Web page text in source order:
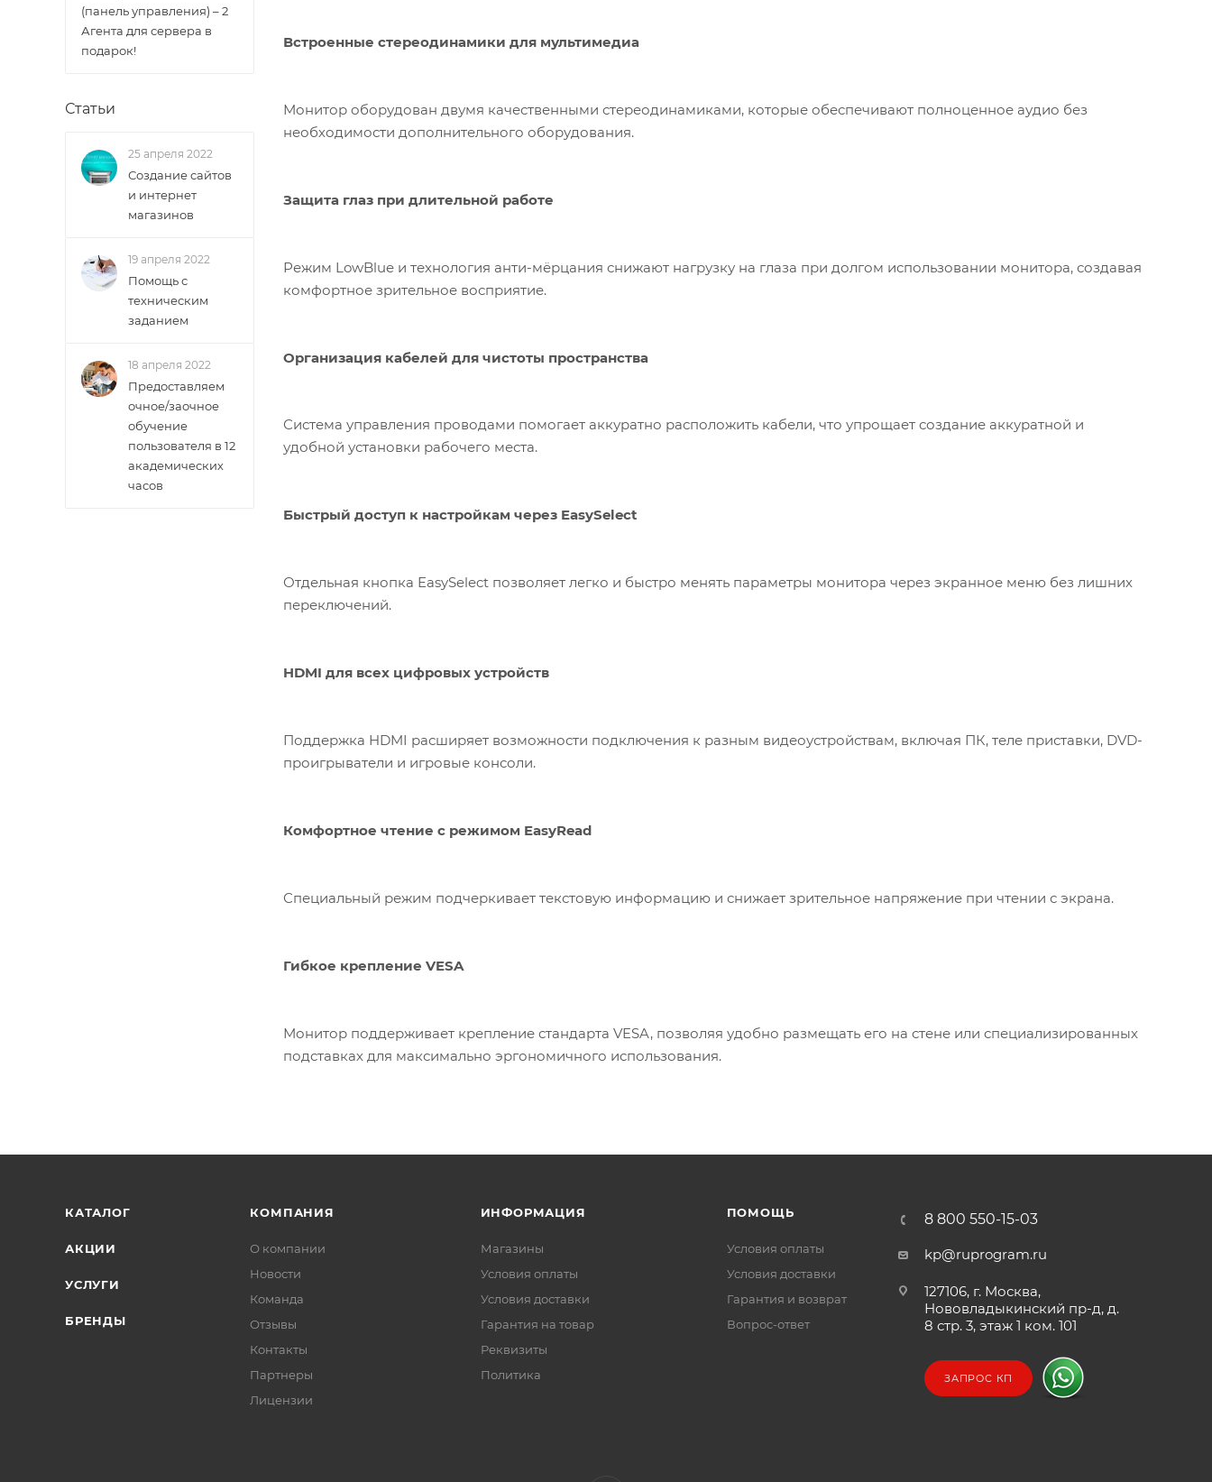
Встроенные стереодинамики для мультимедиа
Монитор оборудован двумя качественными стереодинамиками, которые обеспечивают полноценное аудио без
необходимости дополнительного оборудования.
Защита глаз при длительной работе
Режим LowBlue и технология анти-мёрцания снижают нагрузку на глаза при долгом использовании монитора, создавая
комфортное зрительное восприятие.
Организация кабелей для чистоты пространства
Система управления проводами помогает аккуратно расположить кабели, что упрощает создание аккуратной и
удобной установки рабочего места.
Быстрый доступ к настройкам через EasySelect
Отдельная кнопка EasySelect позволяет легко и быстро менять параметры монитора через экранное меню без лишних
переключений.
HDMI для всех цифровых устройств
Поддержка HDMI расширяет возможности подключения к разным видеоустройствам, включая ПК, теле приставки, DVD-
проигрыватели и игровые консоли.
Комфортное чтение с режимом EasyRead
Специальный режим подчеркивает текстовую информацию и снижает зрительное напряжение при чтении с экрана.
Гибкое крепление VESA
Монитор поддерживает крепление стандарта VESA, позволяя удобно размещать его на стене или специализированных
подставках для максимально эргономичного использования.
(панель управления) – 2
Агента для сервера в
подарок!
Статьи
25 апреля 2022
Создание сайтов
и интернет
магазинов
19 апреля 2022
Помощь с
техническим
заданием
18 апреля 2022
Предоставляем
очное/заочное
обучение
пользователя в 12
академических
часов
КАТАЛОГ
АКЦИИ
УСЛУГИ
БРЕНДЫ
КОМПАНИЯ
О компании
Новости
Команда
Отзывы
Контакты
Партнеры
Лицензии
ИНФОРМАЦИЯ
Магазины
Условия оплаты
Условия доставки
Гарантия на товар
Реквизиты
Политика
ПОМОЩЬ
Условия оплаты
Условия доставки
Гарантия и возврат
Вопрос-ответ
8 800 550-15-03
kp@ruprogram.ru
127106, г. Москва,
Нововладыкинский пр-д, д.
8 стр. 3, этаж 1 ком. 101
ЗАПРОС КП